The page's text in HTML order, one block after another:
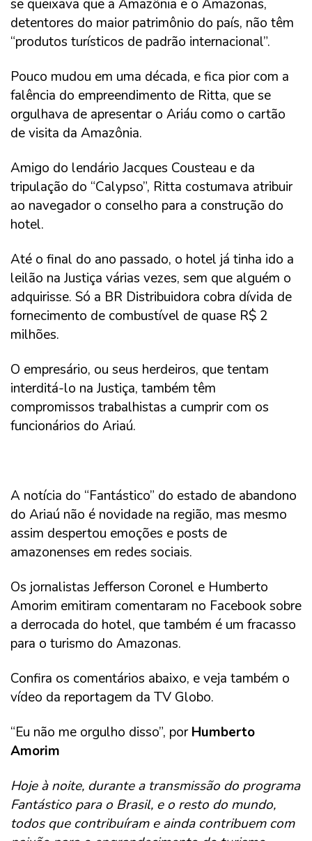
se queixava que a Amazônia e o Amazonas,
detentores do maior patrimônio do país, não têm
“produtos turísticos de padrão internacional”.
Pouco mudou em uma década, e fica pior com a
falência do empreendimento de Ritta, que se
orgulhava de apresentar o Ariáu como o cartão
de visita da Amazônia.
Amigo do lendário Jacques Cousteau e da
tripulação do “Calypso”, Ritta costumava atribuir
ao navegador o conselho para a construção do
hotel.
Até o final do ano passado, o hotel já tinha ido a
leilão na Justiça várias vezes, sem que alguém o
adquirisse. Só a BR Distribuidora cobra dívida de
fornecimento de combustível de quase R$ 2
milhões.
O empresário, ou seus herdeiros, que tentam
interditá-lo na Justiça, também têm
compromissos trabalhistas a cumprir com os
funcionários do Ariaú.
A notícia do “Fantástico” do estado de abandono
do Ariaú não é novidade na região, mas mesmo
assim despertou emoções e posts de
amazonenses em redes sociais.
Os jornalistas Jefferson Coronel e Humberto
Amorim emitiram comentaram no Facebook sobre
a derrocada do hotel, que também é um fracasso
para o turismo do Amazonas.
Confira os comentários abaixo, e veja também o
vídeo da reportagem da TV Globo.
“Eu não me orgulho disso”, porHumberto
Amorim
Hoje à noite, durante a transmissão do programa
Fantástico para o Brasil, e o resto do mundo,
todos que contribuíram e ainda contribuem com